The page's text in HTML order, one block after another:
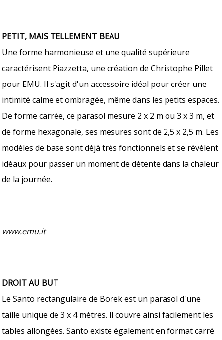
PETIT, MAIS TELLEMENT BEAU
Une forme harmonieuse et une qualité supérieure
caractérisent Piazzetta, une création de Christophe Pillet
pour EMU. Il s'agit d'un accessoire idéal pour créer une
intimité calme et ombragée, même dans les petits espaces.
De forme carrée, ce parasol mesure 2 x 2 m ou 3 x 3 m, et
de forme hexagonale, ses mesures sont de 2,5 x 2,5 m. Les
modèles de base sont déjà très fonctionnels et se révèlent
idéaux pour passer un moment de détente dans la chaleur
de la journée.
www.emu.it
DROIT AU BUT
Le Santo rectangulaire de Borek est un parasol d'une
taille unique de 3 x 4 mètres. Il couvre ainsi facilement les
tables allongées. Santo existe également en format carré